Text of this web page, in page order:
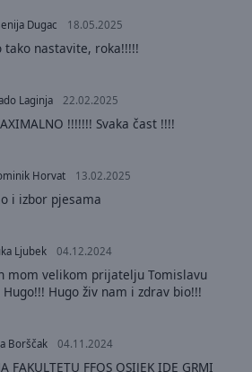
Dugac 18.05.2025
tako nastavite, roka!!!!!
Laginja 22.02.2025
!!!!!!! Svaka čast !!!!
Horvat 13.02.2025
i izbor pjesama
Ljubek 04.12.2024
mom velikom prijatelju Tomislavu
Hugo živ nam i zdrav bio!!!
Borščak 04.11.2024
FAKULTETU FFOS OSIJEK IDE GRMI